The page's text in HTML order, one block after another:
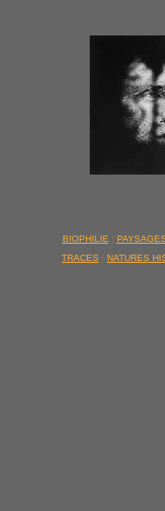
BIOPHILIE |
TRACES | NATURES